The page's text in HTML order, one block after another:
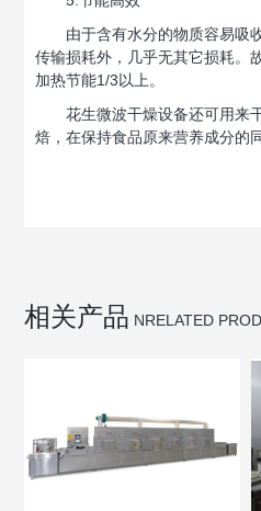
由于含有水分的物质容易吸
传输损耗外，几乎无其它损耗。
加热节能1/3以上。
花生微波干燥设备还可用来
焙，在保持食品原来营养成分的
相关产品 NRELATED